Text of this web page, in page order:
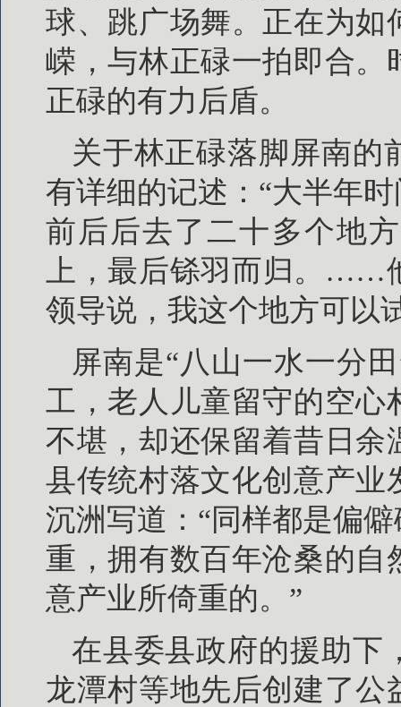
球、跳广场舞。正在为如
嵘，与林正碌一拍即合。
正碌的有力后盾。
关于林正碌落脚屏南的
有详细的记述：“大半年
前后后去了二十多个地
上，最后铩羽而归。……
领导说，我这个地方可以
屏南是“八山一水一分
工，老人儿童留守的空心
不堪，却还保留着昔日余
县传统村落文化创意产业
沉洲写道：“同样都是偏
重，拥有数百年沧桑的自
意产业所倚重的。”
在县委县政府的援助下
龙潭村等地先后创建了